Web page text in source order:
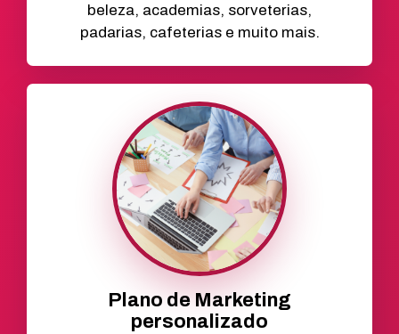
beleza, academias, sorveterias,
padarias, cafeterias e muito mais.
Plano de Marketing
personalizado